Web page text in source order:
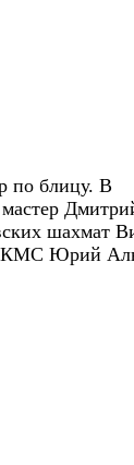
по блицу. В
шахмат
КМС Юрий